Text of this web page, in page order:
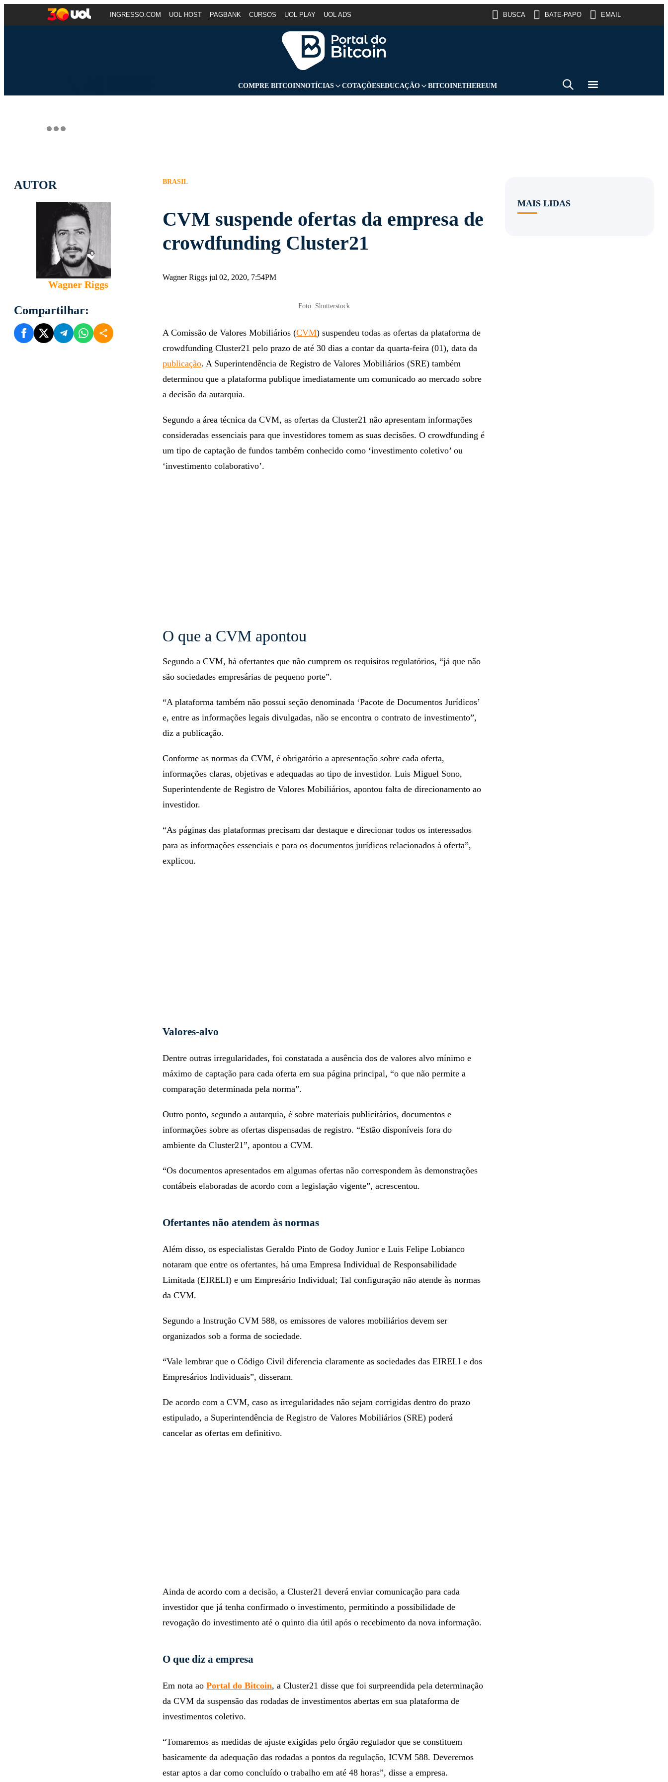
INGRESSO.COM UOL HOST PAGBANK CURSOS UOL PLAY UOL ADS BUSCA BATE-PAPO EMAIL
COMPRE BITCOINNOTÍCIAS COTAÇÕESEDUCAÇÃO BITCOINETHEREUM
AUTOR
Wagner Riggs
Compartilhar:
BRASIL
CVM suspende ofertas da empresa de
crowdfunding Cluster21
Wagner Riggs jul 02, 2020, 7:54PM
Foto: Shutterstock
A Comissão de Valores Mobiliários (CVM) suspendeu todas as ofertas da plataforma de
crowdfunding Cluster21 pelo prazo de até 30 dias a contar da quarta-feira (01), data da
publicação. A Superintendência de Registro de Valores Mobiliários (SRE) também
determinou que a plataforma publique imediatamente um comunicado ao mercado sobre
a decisão da autarquia.
Segundo a área técnica da CVM, as ofertas da Cluster21 não apresentam informações
consideradas essenciais para que investidores tomem as suas decisões. O crowdfunding é
um tipo de captação de fundos também conhecido como ‘investimento coletivo’ ou
‘investimento colaborativo’.
O que a CVM apontou
Segundo a CVM, há ofertantes que não cumprem os requisitos regulatórios, “já que não
são sociedades empresárias de pequeno porte”.
“A plataforma também não possui seção denominada ‘Pacote de Documentos Jurídicos’
e, entre as informações legais divulgadas, não se encontra o contrato de investimento”,
diz a publicação.
Conforme as normas da CVM, é obrigatório a apresentação sobre cada oferta,
informações claras, objetivas e adequadas ao tipo de investidor. Luis Miguel Sono,
Superintendente de Registro de Valores Mobiliários, apontou falta de direcionamento ao
investidor.
“As páginas das plataformas precisam dar destaque e direcionar todos os interessados
para as informações essenciais e para os documentos jurídicos relacionados à oferta”,
explicou.
Valores-alvo
Dentre outras irregularidades, foi constatada a ausência dos de valores alvo mínimo e
máximo de captação para cada oferta em sua página principal, “o que não permite a
comparação determinada pela norma”.
Outro ponto, segundo a autarquia, é sobre materiais publicitários, documentos e
informações sobre as ofertas dispensadas de registro. “Estão disponíveis fora do
ambiente da Cluster21”, apontou a CVM.
“Os documentos apresentados em algumas ofertas não correspondem às demonstrações
contábeis elaboradas de acordo com a legislação vigente”, acrescentou.
Ofertantes não atendem às normas
Além disso, os especialistas Geraldo Pinto de Godoy Junior e Luis Felipe Lobianco
notaram que entre os ofertantes, há uma Empresa Individual de Responsabilidade
Limitada (EIRELI) e um Empresário Individual; Tal configuração não atende às normas
da CVM.
Segundo a Instrução CVM 588, os emissores de valores mobiliários devem ser
organizados sob a forma de sociedade.
“Vale lembrar que o Código Civil diferencia claramente as sociedades das EIRELI e dos
Empresários Individuais”, disseram.
De acordo com a CVM, caso as irregularidades não sejam corrigidas dentro do prazo
estipulado, a Superintendência de Registro de Valores Mobiliários (SRE) poderá
cancelar as ofertas em definitivo.
Ainda de acordo com a decisão, a Cluster21 deverá enviar comunicação para cada
investidor que já tenha confirmado o investimento, permitindo a possibilidade de
revogação do investimento até o quinto dia útil após o recebimento da nova informação.
O que diz a empresa
Em nota aoPortal do Bitcoin, a Cluster21 disse que foi surpreendida pela determinação
da CVM da suspensão das rodadas de investimentos abertas em sua plataforma de
investimentos coletivo.
“Tomaremos as medidas de ajuste exigidas pelo órgão regulador que se constituem
basicamente da adequação das rodadas a pontos da regulação, ICVM 588. Deveremos
estar aptos a dar como concluído o trabalho em até 48 horas”, disse a empresa.
MAIS LIDAS